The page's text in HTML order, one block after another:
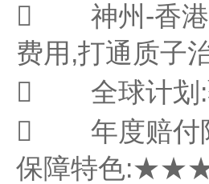
 神州-香港
费用,打通质子
 全球计划:
 年度赔付
保障特色